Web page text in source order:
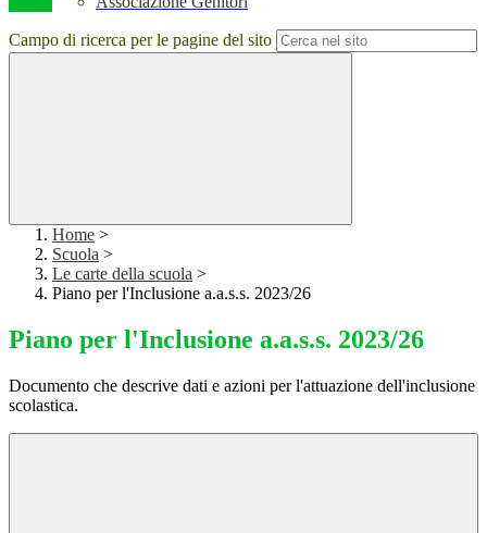
Campo di ricerca per le pagine del sito
Home >
Scuola >
Le carte della scuola >
Piano per l'Inclusione a.a.s.s. 2023/26
Piano per l'Inclusione a.a.s.s. 2023/26
Documento che descrive dati e azioni per l'attuazione dell'inclusione
scolastica.